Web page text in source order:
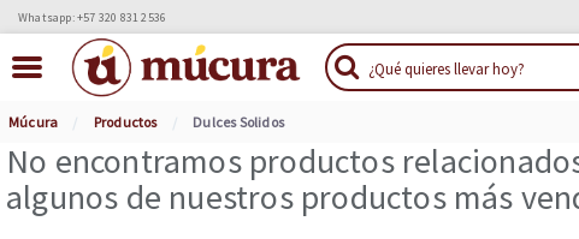
Whatsapp: +57 320 831 2536
Múcura Productos Dulces Solidos
No encontramos productos
algunos de nuestros productos más